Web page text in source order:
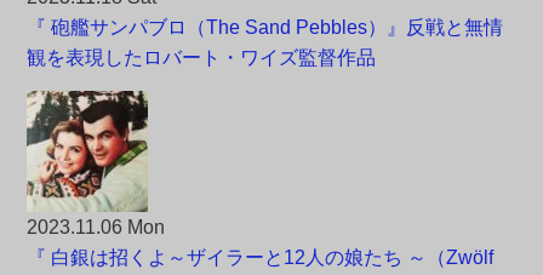
『 砲艦サンパブロ（The Sand Pebbles）』反戦と無情
観を表現したロバート・ワイズ監督作品
2023.11.06 Mon
『 白銀は招くよ～ザイラーと12人の娘たち ～（Zwölf